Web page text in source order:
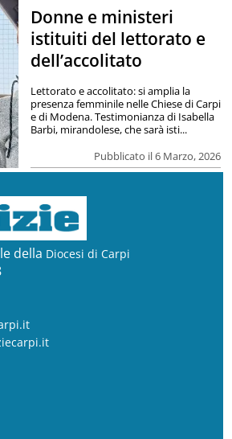
Donne e ministeri
istituiti del lettorato e
dell’accolitato
Pubblicato il 6 Marzo, 2026
Lettorato e accolitato: si amplia la
presenza femminile nelle Chiese di Carpi
e di Modena. Testimonianza di Isabella
Barbi, mirandolese, che sarà isti...
della Diocesi di Carpi